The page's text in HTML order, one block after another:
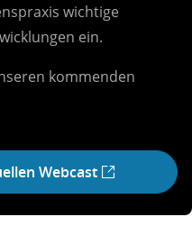
wichtige
ein.
kommenden
Webcast